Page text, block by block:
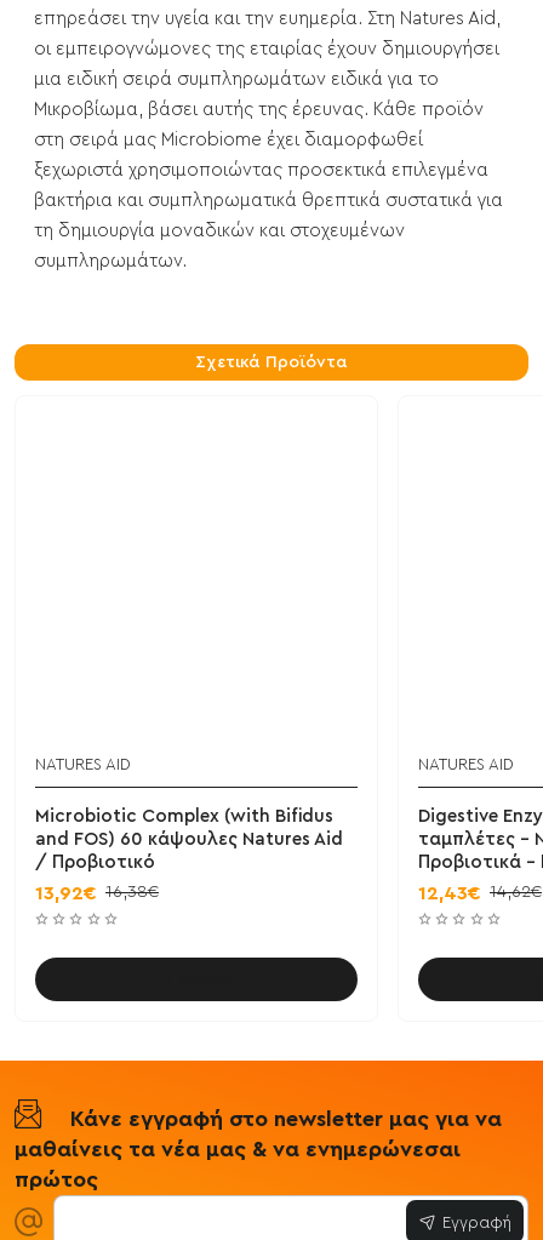
επηρεάσει την υγεία και την ευημερία. Στη Natures Aid,
οι εμπειρογνώμονες της εταιρίας έχουν δημιουργήσει
μια ειδική σειρά συμπληρωμάτων ειδικά για το
Μικροβίωμα, βάσει αυτής της έρευνας. Κάθε προϊόν
στη σειρά μας Microbiome έχει διαμορφωθεί
ξεχωριστά χρησιμοποιώντας προσεκτικά επιλεγμένα
βακτήρια και συμπληρωματικά θρεπτικά συστατικά για
τη δημιουργία μοναδικών και στοχευμένων
συμπληρωμάτων.
Σχετικά Προϊόντα
NATURES AID
Microbiotic Complex (with Bifidus
and FOS) 60 κάψουλες Natures Aid
/ Προβιοτικό
13,92€ 16,38€
NATURES AID
Digestive
ταμπλέτες -
Προβιοτικά -
12,43€ 14,62€
Κάνε εγγραφή στο newsletter μας για να
μαθαίνεις τα νέα μας & να ενημερώνεσαι
πρώτος
Εγγραφή